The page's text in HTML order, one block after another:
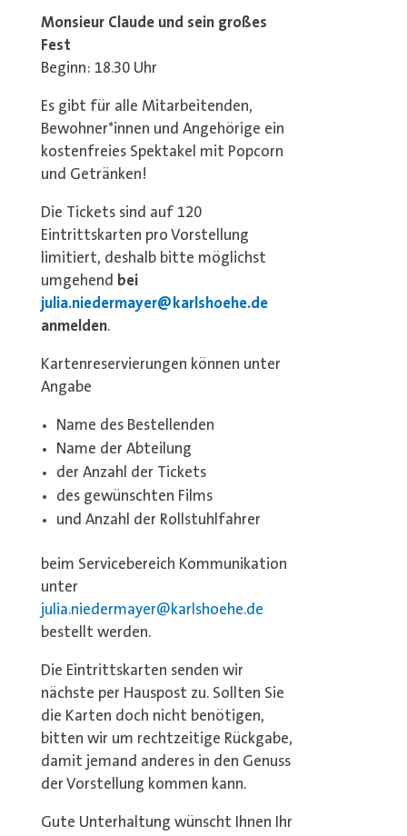
Monsieur Claude und sein großes
Fest
Beginn: 18.30 Uhr
Es gibt für alle Mitarbeitenden,
Bewohner*innen und Angehörige ein
kostenfreies Spektakel mit Popcorn
und Getränken!
Die Tickets sind auf 120
Eintrittskarten pro Vorstellung
limitiert, deshalb bitte möglichst
umgehend bei
julia.niedermayer@karlshoehe.de
anmelden.
Kartenreservierungen können unter
Angabe
Name des Bestellenden
Name der Abteilung
der Anzahl der Tickets
des gewünschten Films
und Anzahl der Rollstuhlfahrer
beim Servicebereich Kommunikation
unter
julia.niedermayer@karlshoehe.de
bestellt werden.
Die Eintrittskarten senden wir
nächste per Hauspost zu. Sollten Sie
die Karten doch nicht benötigen,
bitten wir um rechtzeitige Rückgabe,
damit jemand anderes in den Genuss
der Vorstellung kommen kann.
Gute Unterhaltung wünscht Ihnen Ihr